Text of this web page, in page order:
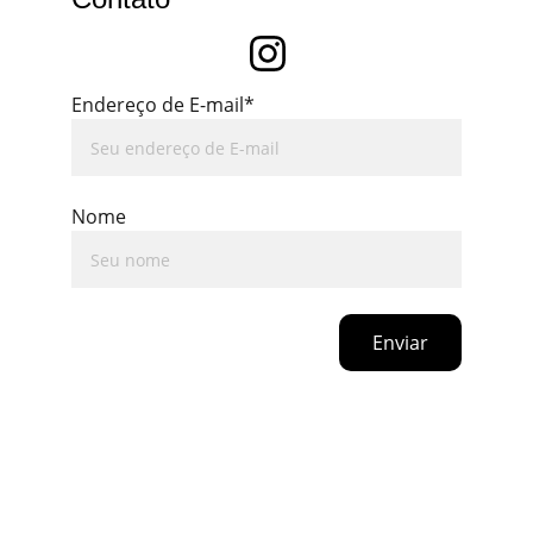
Endereço de E-mail*
Nome
Enviar